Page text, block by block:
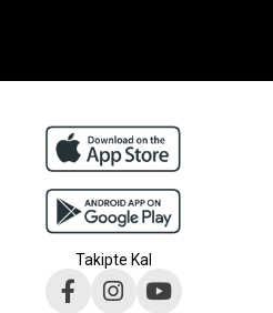
Takipte Kal